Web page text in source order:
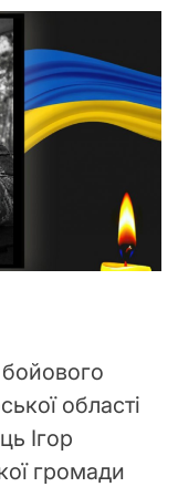
області
Ігор
громади